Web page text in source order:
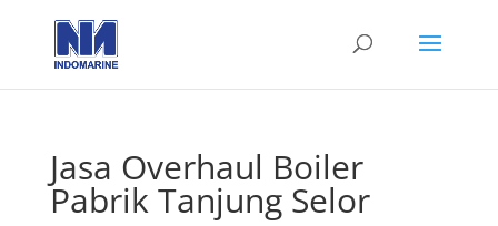
Jasa Overhaul Boiler
Pabrik Tanjung Selor